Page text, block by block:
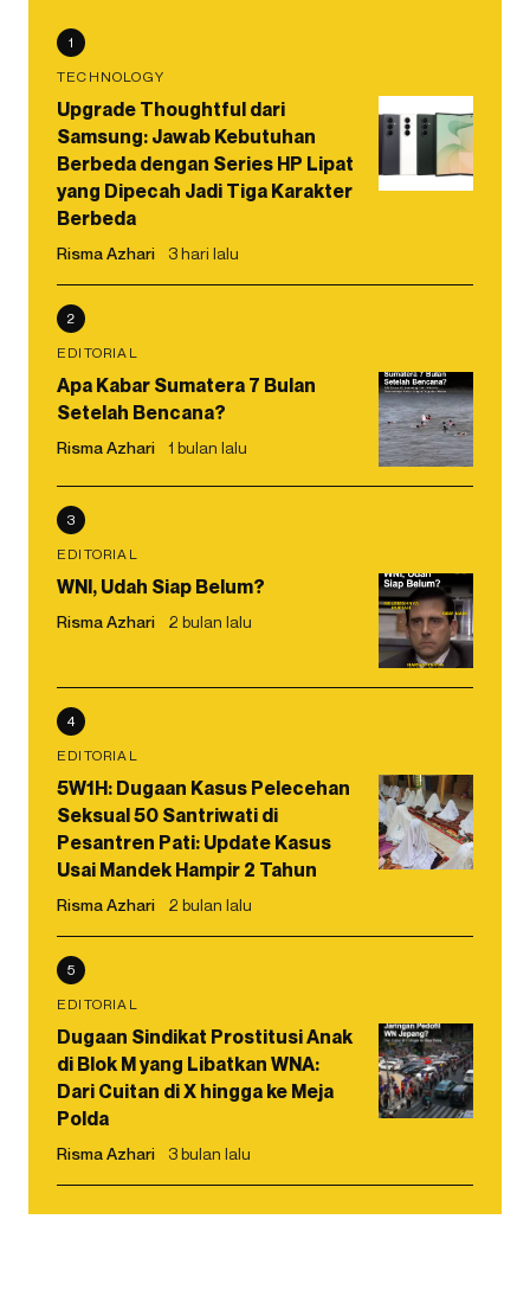
1
TECHNOLOGY
Upgrade Thoughtful dari
Samsung: Jawab Kebutuhan
Berbeda dengan Series HP Lipat
yang Dipecah Jadi Tiga Karakter
Berbeda
Risma Azhari 3 hari lalu
2
EDITORIAL
Apa Kabar Sumatera 7 Bulan
Setelah Bencana?
Risma Azhari 1 bulan lalu
3
EDITORIAL
WNI, Udah Siap Belum?
Risma Azhari 2 bulan lalu
4
EDITORIAL
5W1H: Dugaan Kasus Pelecehan
Seksual 50 Santriwati di
Pesantren Pati: Update Kasus
Usai Mandek Hampir 2 Tahun
Risma Azhari 2 bulan lalu
5
EDITORIAL
Dugaan Sindikat Prostitusi Anak
di Blok M yang Libatkan WNA:
Dari Cuitan di X hingga ke Meja
Polda
Risma Azhari 3 bulan lalu